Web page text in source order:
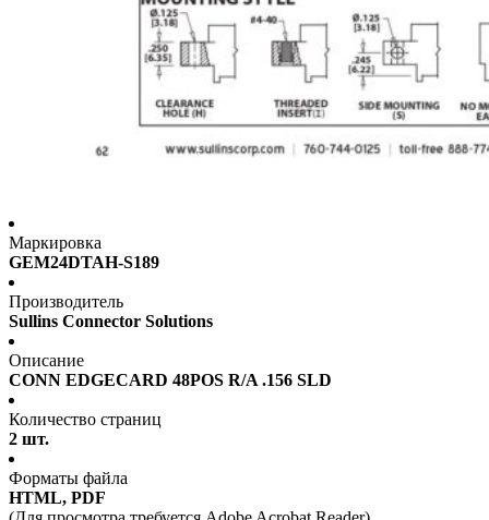
Маркировка
GEM24DTAH-S189
Производитель
Sullins Connector Solutions
Описание
CONN EDGECARD 48POS R/A .156 SLD
Количество страниц
2 шт.
Форматы файла
HTML, PDF